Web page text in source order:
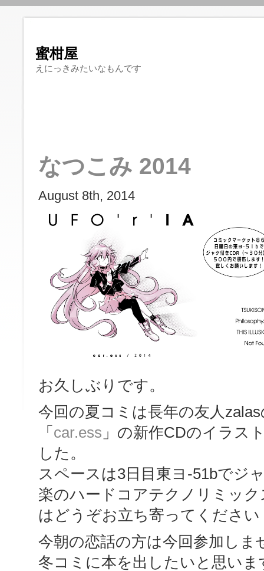
蜜柑屋
えにっきみたいなもんです
なつこみ 2014
August 8th, 2014
お久しぶりです。
今回の夏コミは長年の友人
「 car.ess 」の新作CDのイラス
した。
スペースは3日目東ヨ-51bでジ
楽のハードコアテクノリミッ
はどうぞお立ち寄ってください
今朝の恋話の方は今回参加し
冬コミに本を出したいと思いま